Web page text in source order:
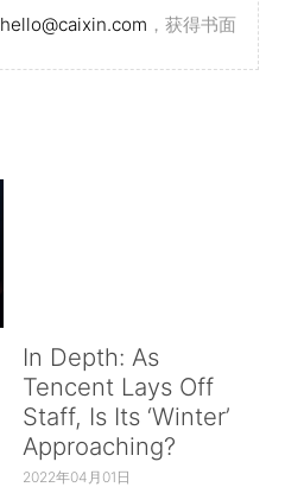
hello@caixin.com ，获得书面
In Depth: As
Tencent Lays Off
Staff, Is Its ‘Winter’
Approaching?
2022年04月01日